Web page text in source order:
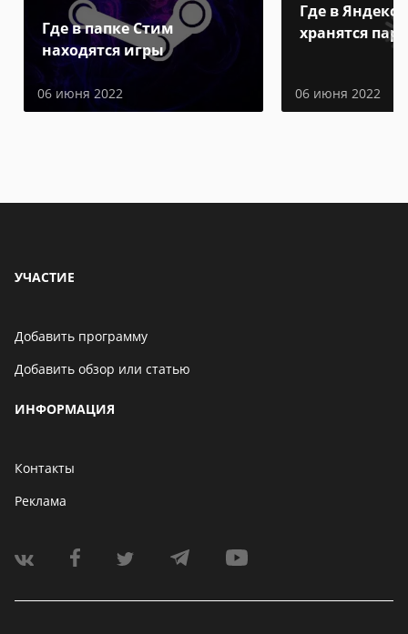
Где в папке Стим
находятся игры
06 июня 2022
Где в Яндекс
хранятся
06 июня 2022
УЧАСТИЕ
Добавить программу
Добавить обзор или статью
ИНФОРМАЦИЯ
Контакты
Реклама